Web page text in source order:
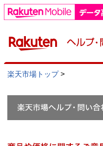
楽天市場トップ>